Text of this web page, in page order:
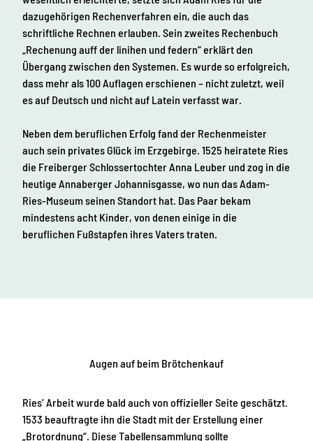
dazugehörigen Rechenverfahren ein, die auch das
schriftliche Rechnen erlauben. Sein zweites Rechenbuch
„Rechenung auff der linihen und federn“ erklärt den
Übergang zwischen den Systemen. Es wurde so erfolgreich,
dass mehr als 100 Auflagen erschienen – nicht zuletzt, weil
es auf Deutsch und nicht auf Latein verfasst war.
Neben dem beruflichen Erfolg fand der Rechenmeister
auch sein privates Glück im Erzgebirge. 1525 heiratete Ries
die Freiberger Schlossertochter Anna Leuber und zog in die
heutige Annaberger Johannisgasse, wo nun das Adam-
Ries-Museum seinen Standort hat. Das Paar bekam
mindestens acht Kinder, von denen einige in die
beruflichen Fußstapfen ihres Vaters traten.
Augen auf beim Brötchenkauf
Ries’ Arbeit wurde bald auch von offizieller Seite geschätzt.
1533 beauftragte ihn die Stadt mit der Erstellung einer
„Brotordnung“. Diese Tabellensammlung sollte